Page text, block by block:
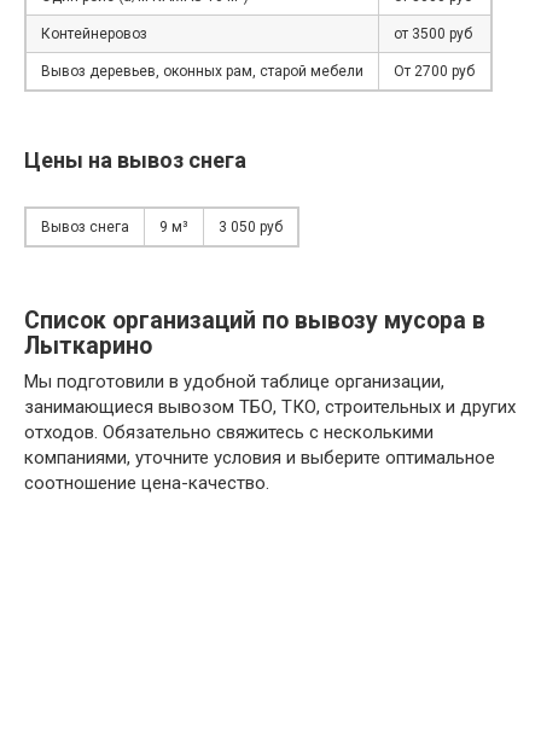
Контейнеровоз от 3500 руб
Вывоз деревьев, оконных рам, старой мебели От 2700 руб
Цены на вывоз снега
Вывоз снега 9 м³ 3 050 руб
Список организаций по вывозу мусора в
Лыткарино
Мы подготовили в удобной таблице организации,
занимающиеся вывозом ТБО, ТКО, строительных и других
отходов. Обязательно свяжитесь с несколькими
компаниями, уточните условия и выберите оптимальное
соотношение цена-качество.